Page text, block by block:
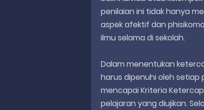
penilaian ini tidak hanya
aspek afektif dan
ilmu selama di sekolah.
Dalam menentukan
harus dipenuhi oleh setiap
mencapai Kriteria
pelajaran yang diujikan.